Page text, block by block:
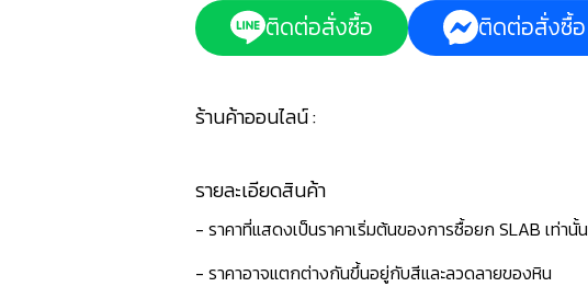
ติดต่อสั่งซื้อ ติดต่อสั่งซื้อ
ร้านค้าออนไลน์ :
รายละเอียดสินค้า
- ราคาที่แสดงเป็นราคาเริ่มต้นของการซื้อยก SLAB เท่านั้น
- ราคาอาจแตกต่างกันขึ้นอยู่กับสีและลวดลายของหิน